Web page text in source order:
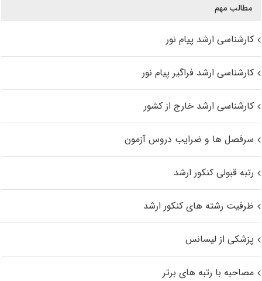
مطالب مهم
کارشناسی ارشد پیام نور
کارشناسی ارشد فراگیر پیام نور
کارشناسی ارشد خارج از کشور
سرفصل ها و ضرایب دروس آزمون
رتبه قبولی کنکور ارشد
ظرفیت رشته های کنکور ارشد
پزشکی از لیسانس
مصاحبه با رتبه های برتر